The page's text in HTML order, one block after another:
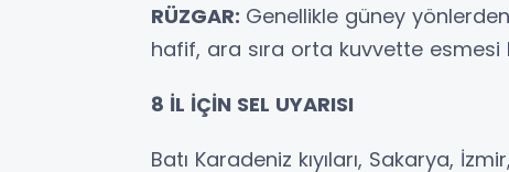
RÜZGAR: Genellikle güney
hafif, ara sıra orta kuvvette esmesi
8 İL İÇİN SEL UYARISI
Batı Karadeniz kıyıları, Sakarya,